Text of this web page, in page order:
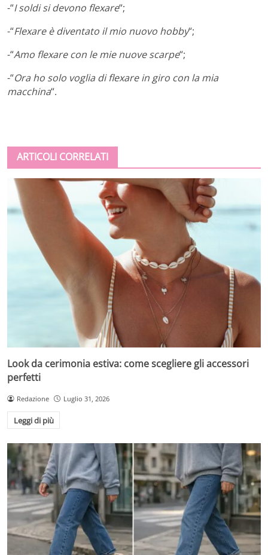
-“I soldi si devono flexare“;
-“Flexare è diventato il mio nuovo hobby“;
-“Amo flexare con le mie nuove scarpe“;
-“Ora ho solo voglia di flexare in giro con la mia
macchina“.
ARTICOLI CORRELATI
Look da cerimonia estiva: come scegliere gli accessori
perfetti
Redazione Luglio 31, 2026
Leggi di più